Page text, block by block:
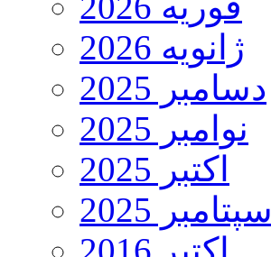
ژانویه 2026
دسامبر 2025
نوامبر 2025
اکتبر 2025
سپتامبر 2025